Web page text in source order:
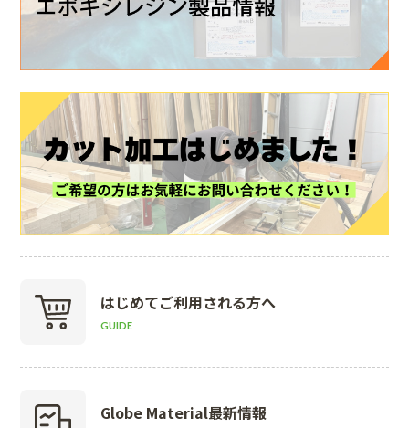
はじめてご利用される方へ
GUIDE
Globe Material最新情報